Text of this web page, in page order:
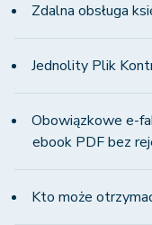
Zdalna obsługa
Jednolity Plik
Obowiązkowe e-
ebook PDF bez
Kto może